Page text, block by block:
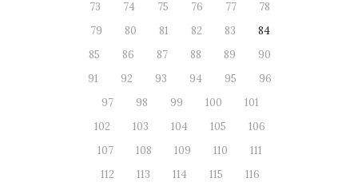
73
74 75 76 77
78
79
80 81 82 83
84
85
86 87 88 89
90
91
92 93 94 95
96
97
98 99 100
101
102
103 104 105
106
107
108 109 110
111
112
113 114 115
116